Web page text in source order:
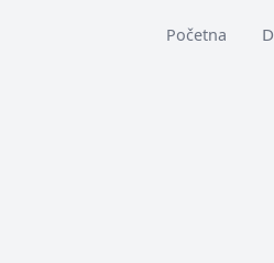
Početna